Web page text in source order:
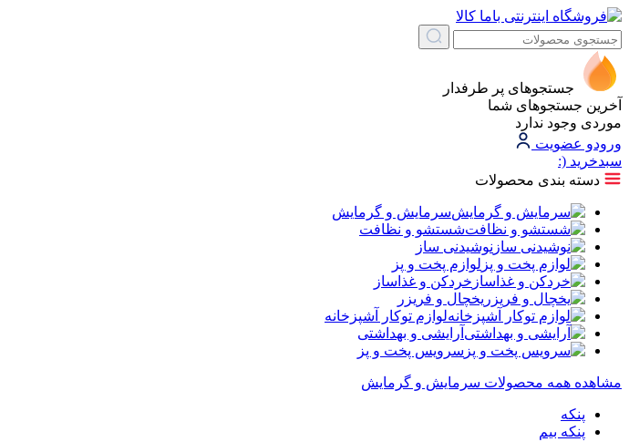
جستجوهای پر طرفدار
آخرین جستجوهای شما
موردی وجود ندارد
ورودو عضویت
سبد‌خرید (:
دسته بندی محصولات
سرمایش و گرمایش
شستشو و نظافت
نوشیدنی ساز
لوازم پخت و پز
خردکن و غذاساز
یخچال و فریزر
لوازم توکار آشپزخانه
آرایشی و بهداشتی
سرویس پخت و پز
مشاهده همه محصولات سرمایش و گرمایش
پنکه
پنکه بیم